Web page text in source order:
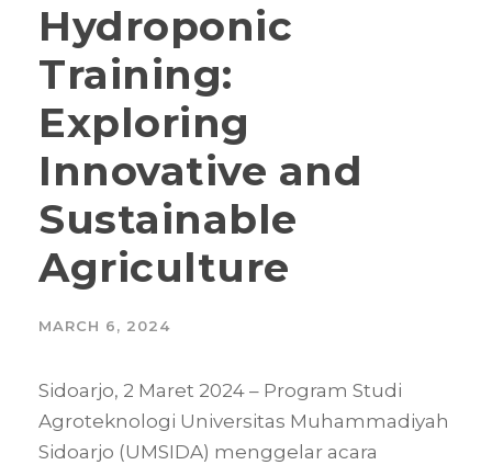
Hydroponic
Training:
Exploring
Innovative and
Sustainable
Agriculture
MARCH 6, 2024
Sidoarjo, 2 Maret 2024 – Program Studi
Agroteknologi Universitas Muhammadiyah
Sidoarjo (UMSIDA) menggelar acara